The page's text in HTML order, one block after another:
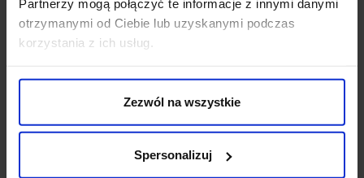
Partnerzy mogą połączyć te informacje z innymi danymi
otrzymanymi od Ciebie lub uzyskanymi podczas
korzystania z ich usług.
Zezwól na wszystkie
Spersonalizuj